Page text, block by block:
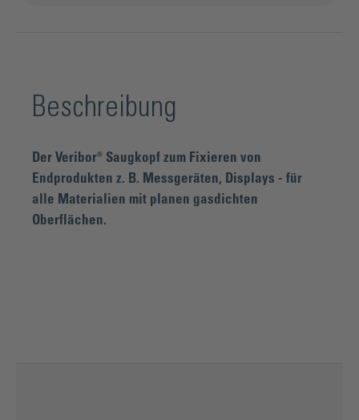
Beschreibung
Der Veribor® Saugkopf zum Fixieren von
Endprodukten z. B. Messgeräten, Displays - für
alle Materialien mit planen gasdichten
Oberflächen.